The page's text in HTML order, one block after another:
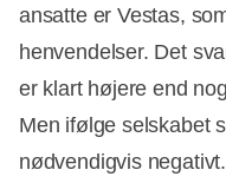
ansatte er Vestas,
henvendelser. Det
er klart højere end
Men ifølge selskabet
nødvendigvis negativt.